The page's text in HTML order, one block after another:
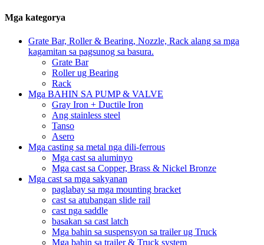
Mga kategorya
Grate Bar, Roller & Bearing, Nozzle, Rack alang sa mga
kagamitan sa pagsunog sa basura.
Grate Bar
Roller ug Bearing
Rack
Mga BAHIN SA PUMP & VALVE
Gray Iron + Ductile Iron
Ang stainless steel
Tanso
Asero
Mga casting sa metal nga dili-ferrous
Mga cast sa aluminyo
Mga cast sa Copper, Brass & Nickel Bronze
Mga cast sa mga sakyanan
paglabay sa mga mounting bracket
cast sa atubangan slide rail
cast nga saddle
basakan sa cast latch
Mga bahin sa suspensyon sa trailer ug Truck
Mga bahin sa trailer & Truck system